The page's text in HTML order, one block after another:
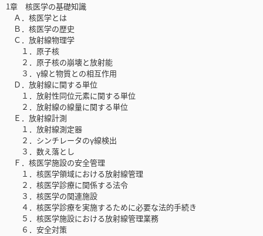
1章 核医学の基礎知識
Ａ．核医学とは
Ｂ．核医学の歴史
Ｃ．放射線物理学
１．原子核
２．原子核の崩壊と放射能
３．γ線と物質との相互作用
Ｄ．放射線に関する単位
１．放射性同位元素に関する単位
２．放射線の線量に関する単位
Ｅ．放射線計測
１．放射線測定器
２．シンチレータのγ線検出
３．数え落とし
Ｆ．核医学施設の安全管理
１．核医学領域における放射線管理
２．核医学診療に関係する法令
３．核医学の関連施設
４．核医学診療を実施するために必要な法的手続き
５．核医学施設における放射線管理業務
６．安全対策